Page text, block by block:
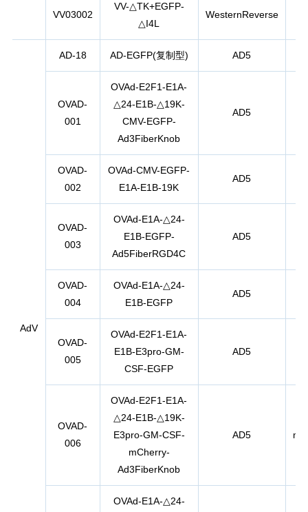
VV03002
VV-△TK+EGFP-
△I4L
WesternReverse
AdV
AD-18 AD-EGFP(复制型) AD5
OVAD-
001
OVAd-E2F1-E1A-
△24-E1B-△19K-
CMV-EGFP-
Ad3FiberKnob
AD5
OVAD-
002
OVAd-CMV-EGFP-
E1A-E1B-19K
AD5
OVAD-
003
OVAd-E1A-△24-
E1B-EGFP-
Ad5FiberRGD4C
AD5
OVAD-
004
OVAd-E1A-△24-
E1B-EGFP
AD5
OVAD-
005
OVAd-E2F1-E1A-
E1B-E3pro-GM-
CSF-EGFP
AD5
OVAD-
006
OVAd-E2F1-E1A-
△24-E1B-△19K-
E3pro-GM-CSF-
mCherry-
Ad3FiberKnob
AD5
OVAd-E1A-△24-